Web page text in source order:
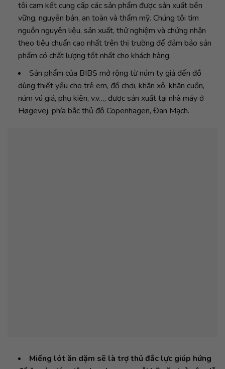
tôi cam kết cung cấp các sản phẩm được sản xuất bền
vững, nguyên bản, an toàn và thẩm mỹ. Chúng tôi tìm
nguồn nguyên liệu, sản xuất, thử nghiệm và chứng nhận
theo tiêu chuẩn cao nhất trên thị trường để đảm bảo sản
phẩm có chất lượng tốt nhất cho khách hàng.
Sản phẩm của BIBS mở rộng từ núm ty giả đến đồ
dùng thiết yếu cho trẻ em, đồ chơi, khăn xô, khăn cuốn,
núm vú giả, phụ kiện, v.v…, được sản xuất tại nhà máy ở
Høgevej, phía bắc thủ đô Copenhagen, Đan Mạch.
Miếng lót ăn dặm sẽ là trợ thủ đắc lực giúp hứng